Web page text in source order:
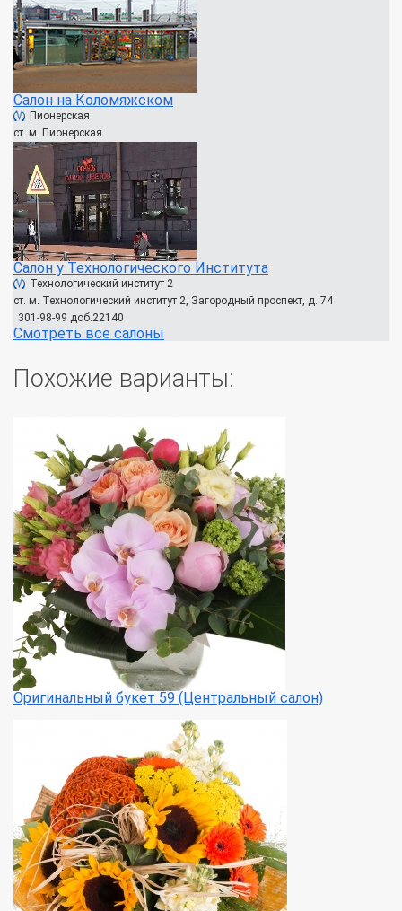
Салон на Коломяжском
Пионерская
ст. м. Пионерская
Салон у Технологического Института
Технологический институт 2
ст. м. Технологический институт 2, Загородный проспект, д. 74
301-98-99 доб.22140
Смотреть все салоны
Похожие варианты:
Оригинальный букет 59 (Центральный салон)